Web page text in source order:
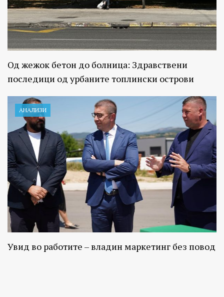
Од жежок бетон до болница: Здравствени
последици од урбаните топлински острови
АНАЛИЗИ
Увид во работите – владин маркетинг без повод